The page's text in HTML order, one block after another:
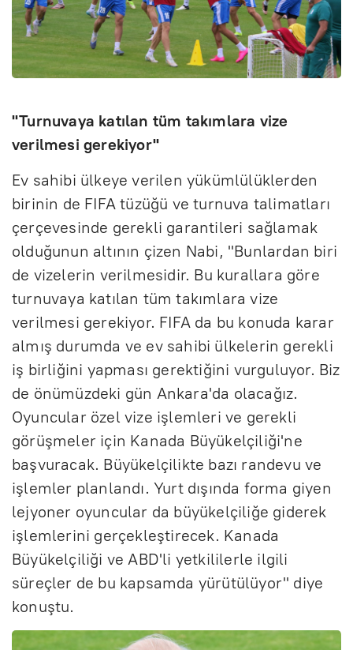
"Turnuvaya katılan tüm takımlara vize
verilmesi gerekiyor"
Ev sahibi ülkeye verilen yükümlülüklerden
birinin de FIFA tüzüğü ve turnuva talimatları
çerçevesinde gerekli garantileri sağlamak
olduğunun altının çizen Nabi, "Bunlardan biri
de vizelerin verilmesidir. Bu kurallara göre
turnuvaya katılan tüm takımlara vize
verilmesi gerekiyor. FIFA da bu konuda karar
almış durumda ve ev sahibi ülkelerin gerekli
iş birliğini yapması gerektiğini vurguluyor. Biz
de önümüzdeki gün Ankara'da olacağız.
Oyuncular özel vize işlemleri ve gerekli
görüşmeler için Kanada Büyükelçiliği'ne
başvuracak. Büyükelçilikte bazı randevu ve
işlemler planlandı. Yurt dışında forma giyen
lejyoner oyuncular da büyükelçiliğe giderek
işlemlerini gerçekleştirecek. Kanada
Büyükelçiliği ve ABD'li yetkililerle ilgili
süreçler de bu kapsamda yürütülüyor" diye
konuştu.